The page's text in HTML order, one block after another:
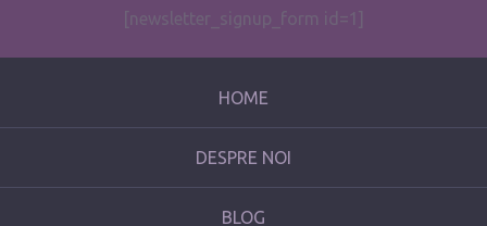
[newsletter_signup_form id=1]
HOME
DESPRE NOI
BLOG